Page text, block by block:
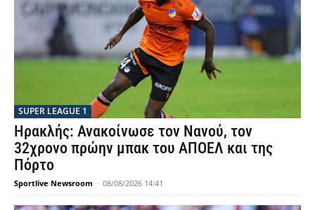
SUPER LEAGUE 1
Ηρακλής: Ανακοίνωσε τον Νανού, τον
32χρονο πρώην μπακ του ΑΠΟΕΛ και της
Πόρτο
Sportlive Newsroom - 08/08/2026 14:41